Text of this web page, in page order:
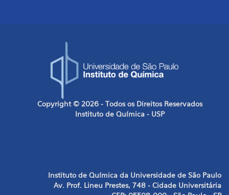
Copyright © 2026 - Todos os Direitos Reservados
Instituto de Química - USP
Instituto de Química da Universidade de São Paulo
Av. Prof. Lineu Prestes, 748 - Cidade Universitária